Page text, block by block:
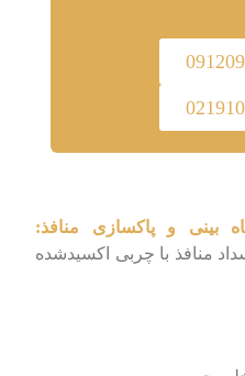
منافذ با چربی اکسیدشده